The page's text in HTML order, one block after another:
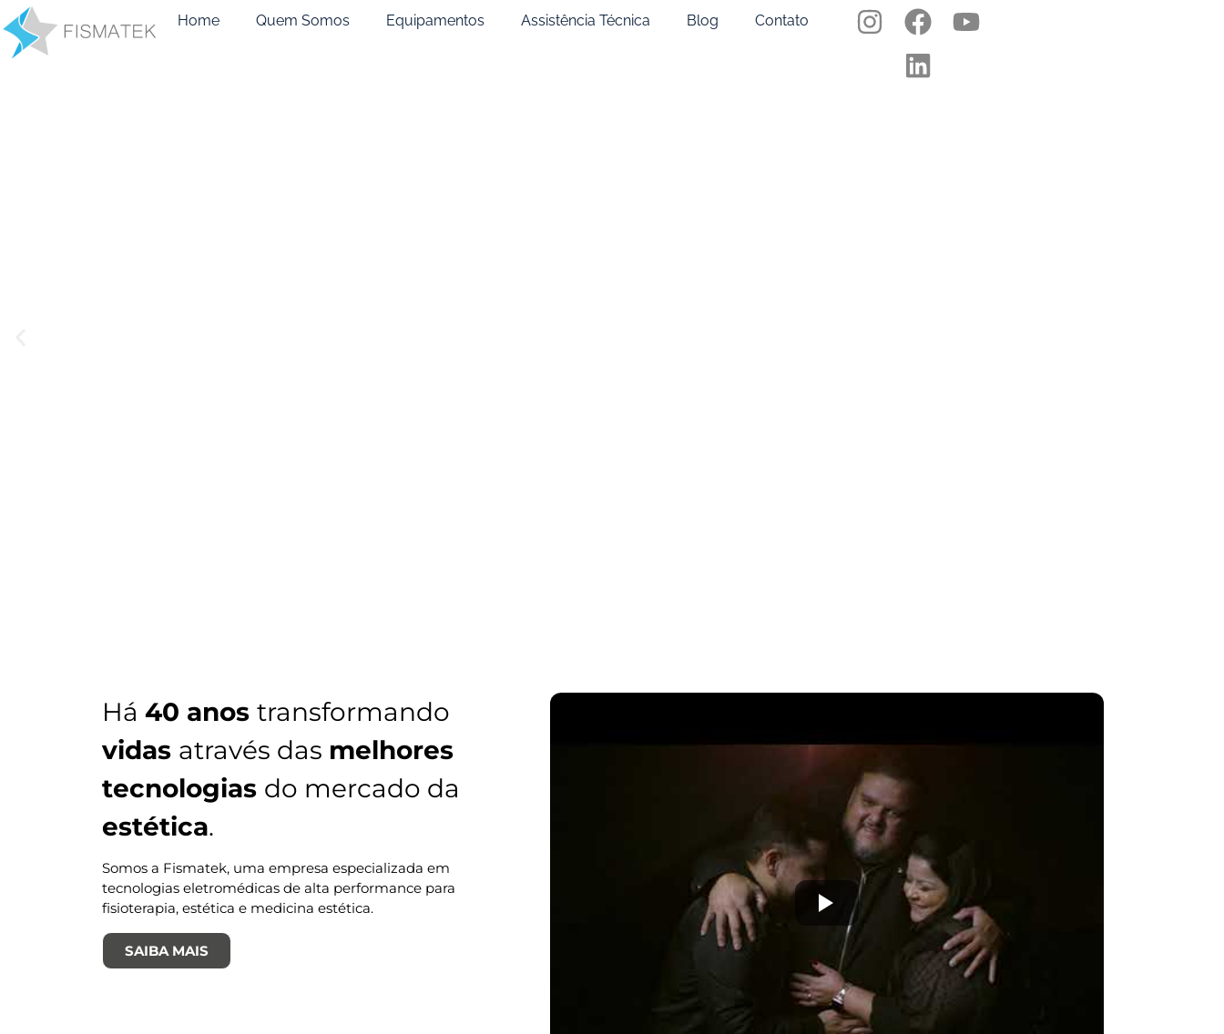
Home Quem Somos Equipamentos Assistência Técnica Blog Contato
Há 40 anos transformando
vidas através das melhores
tecnologias do mercado da
estética.
Somos a Fismatek, uma empresa especializada em
tecnologias eletromédicas de alta performance para
fisioterapia, estética e medicina estética.
SAIBA MAIS